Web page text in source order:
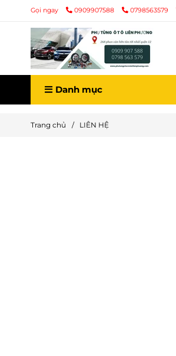
Gọi ngay 0909907588 0798563579
Danh mục
Trang chủ / LIÊN HỆ